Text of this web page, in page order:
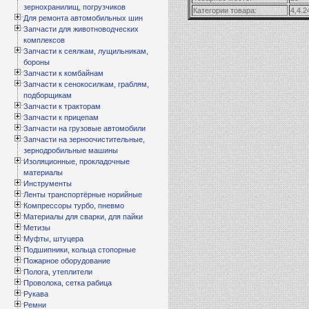
зернохранилищ, погрузчиков
Для ремонта автомобильных шин
Запчасти для животноводческих
комплексов
Запчасти к сеялкам, лущильникам,
бороны
Запчасти к комбайнам
Запчасти к сенокосилкам, граблям,
подборщикам
Запчасти к тракторам
Запчасти к прицепам
Запчасти на грузовые автомобили
Запчасти на зерноочистительные,
зернодробильные машины
Изоляционные, прокладочные
материалы
Инструменты
Ленты транспортёрные норийные
Компрессоры турбо, пневмо
Материалы для сварки, для пайки
Метизы
Муфты, штуцера
Подшипники, кольца стопорные
Пожарное оборудование
Полога, утеплители
Проволока, сетка рабица
Рукава
Ремни
Категории товара: